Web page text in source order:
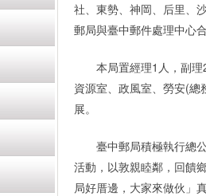
社、東勢、神岡、后里、
郵局與臺中郵件處理中心
本局置經理1人，副
資源室、政風室、勞安(
展。
臺中郵局積極執行總
活動，以敦親睦鄰，回饋
局好厝邊，大家來做伙」